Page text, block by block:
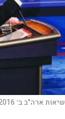
ארה"ב ב־ 2016. |